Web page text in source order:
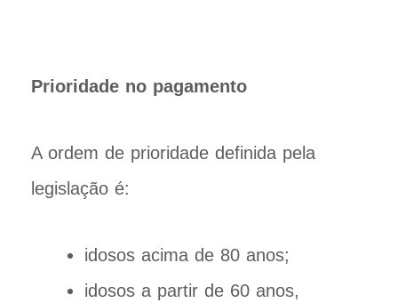
Prioridade no pagamento
A ordem de prioridade definida pela
legislação é:
idosos acima de 80 anos;
idosos a partir de 60 anos,